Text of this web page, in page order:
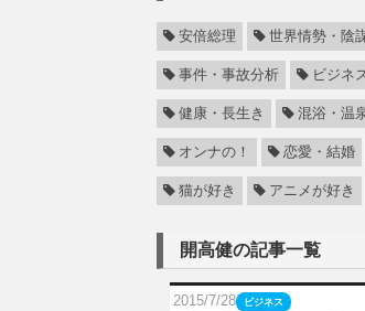
安倍総理 世界情勢・陰
事件・事故分析 ビジネ
健康・長生き 混浴・温
オンナの！ 恋愛・結婚
猫が好き アニメが好き
開高健の記事一覧
2015/7/28 ビジネス